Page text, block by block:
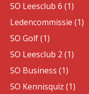
SO Leesclub 6 (1)
Ledencommissie (1)
SO Golf (1)
SO Leesclub 2 (1)
SO Business (1)
SO Kennisquiz (1)